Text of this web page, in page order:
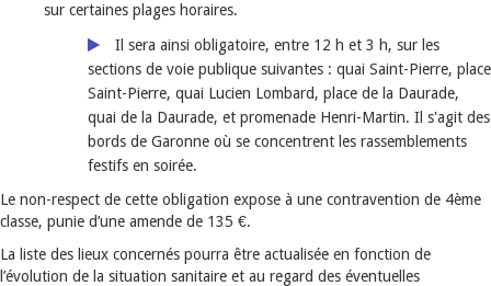
sur certaines plages horaires.
Il sera ainsi obligatoire, entre 12 h et 3 h, sur les
sections de voie publique suivantes : quai Saint-Pierre, place
Saint-Pierre, quai Lucien Lombard, place de la Daurade,
quai de la Daurade, et promenade Henri-Martin. Il s'agit des
bords de Garonne où se concentrent les rassemblements
festifs en soirée.
Le non-respect de cette obligation expose à une contravention de 4ème
classe, punie d’une amende de 135 €.
La liste des lieux concernés pourra être actualisée en fonction de
l’évolution de la situation sanitaire et au regard des éventuelles